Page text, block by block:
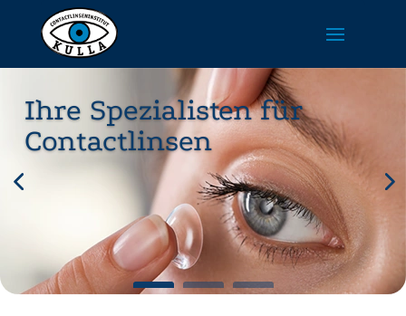
Ihre Spezialisten für
Contactlinsen